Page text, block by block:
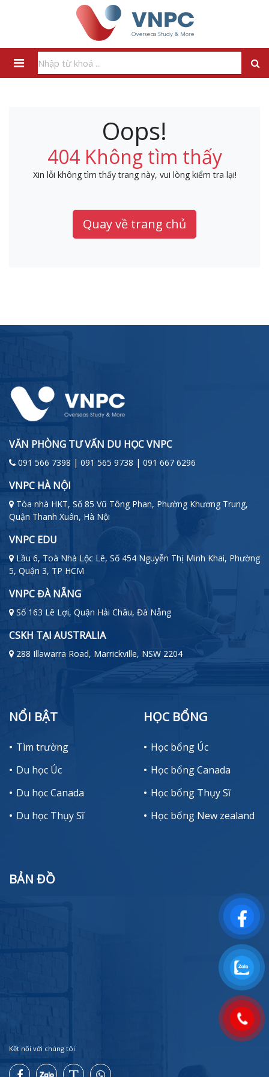
Oops!
404 Không tìm thấy
Xin lỗi không tìm thấy trang này, vui lòng kiểm tra lại!
Quay về trang chủ
VĂN PHÒNG TƯ VẤN DU HỌC VNPC
091 566 7398 | 091 565 9738 | 091 667 6296
VNPC HÀ NỘI
Tòa nhà HKT, Số 85 Vũ Tông Phan, Phường Khương Trung,
Quận Thanh Xuân, Hà Nội
VNPC EDU
Lầu 6, Toà Nhà Lộc Lê, Số 454 Nguyễn Thị Minh Khai, Phường
5, Quận 3, TP HCM
VNPC ĐÀ NẴNG
Số 163 Lê Lợi, Quận Hải Châu, Đà Nẵng
CSKH TẠI AUSTRALIA
288 Illawarra Road, Marrickville, NSW 2204
NỔI BẬT
Tìm trường
Du học Úc
Du học Canada
Du học Thụy Sĩ
HỌC BỔNG
Học bổng Úc
Học bổng Canada
Học bổng Thụy Sĩ
Học bổng New zealand
BẢN ĐỒ
Kết nối với chúng tôi